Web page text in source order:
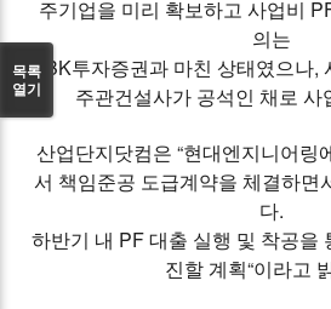
주기업을 미리 확보하고 사업비
의는
IBK투자증권과 마친 상태였으나,
주관건설사가 공석인 채로 사
산업단지닷컴은 “현대엔지니어링
서 책임준공 도급계약을 체결하면
다.
하반기 내 PF 대출 실행 및 착공을
진할 계획“이라고
목록
열기